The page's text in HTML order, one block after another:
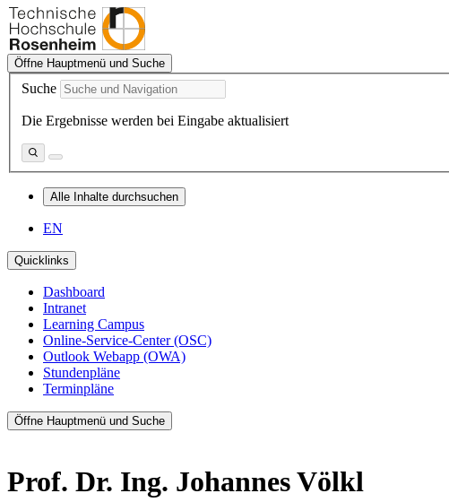
Öffne Hauptmenü und Suche
Suche
Die Ergebnisse werden bei Eingabe aktualisiert
Alle Inhalte durchsuchen
EN
Quicklinks
Dashboard
Intranet
Learning Campus
Online-Service-Center (OSC)
Outlook Webapp (OWA)
Stundenpläne
Terminpläne
Öffne Hauptmenü und Suche
Prof. Dr. Ing. Johannes Völkl